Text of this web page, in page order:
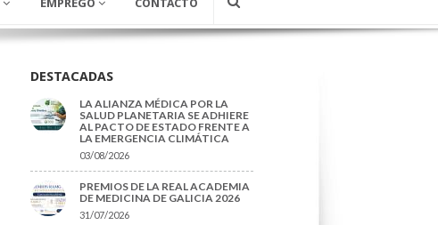
EMPREGO CONTACTO
DESTACADAS
LA ALIANZA MÉDICA POR LA
SALUD PLANETARIA SE ADHIERE
AL PACTO DE ESTADO FRENTE A
LA EMERGENCIA CLIMÁTICA
03/08/2026
PREMIOS DE LA REAL ACADEMIA
DE MEDICINA DE GALICIA 2026
31/07/2026